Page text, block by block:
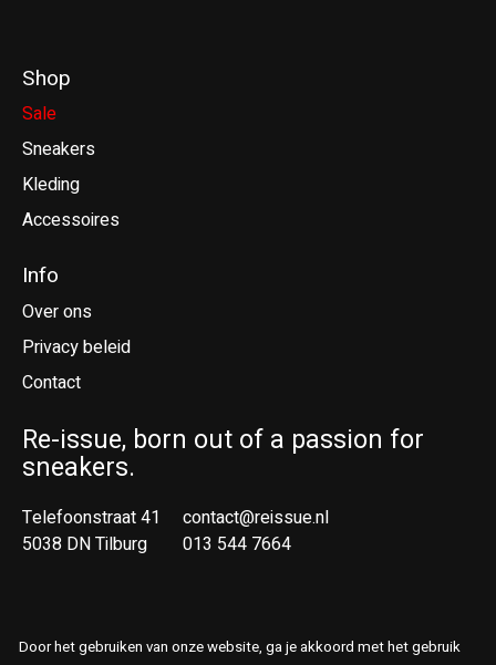
Shop
Sale
Sneakers
Kleding
Accessoires
Info
Over ons
Privacy beleid
Contact
Re-issue, born out of a passion for
sneakers.
Telefoonstraat 41
5038 DN Tilburg
contact@reissue.nl
013 544 7664
Door het gebruiken van onze website, ga je akkoord met het gebruik